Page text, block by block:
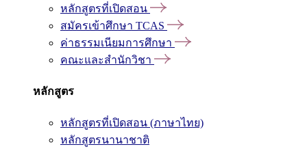
หลักสูตรที่เปิดสอน
สมัครเข้าศึกษา TCAS
ค่าธรรมเนียมการศึกษา
คณะและสำนักวิชา
หลักสูตร
หลักสูตรที่เปิดสอน (ภาษาไทย)
หลักสูตรนานาชาติ